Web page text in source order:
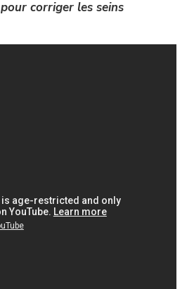
pour corriger les seins